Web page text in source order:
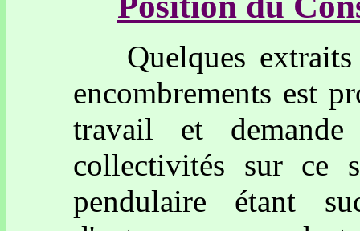
Quelques extraits
encombrements est
travail et
collectivités sur ce
pendulaire étant